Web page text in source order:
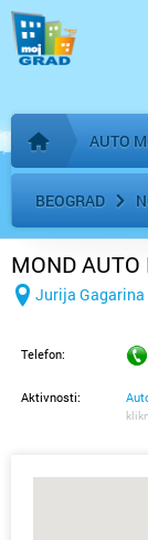
Početna
AUTO
BEOGRAD
MOND AUTO
Jurija Gagarina
Telefon:
Aktivnosti: